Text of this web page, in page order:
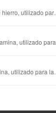
utilizado para
alto arsénico
utilizado para
perclorato
utilizado para la